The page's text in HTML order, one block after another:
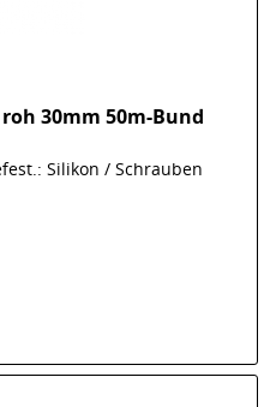
30mm 50m-Bund
Silikon / Schrauben